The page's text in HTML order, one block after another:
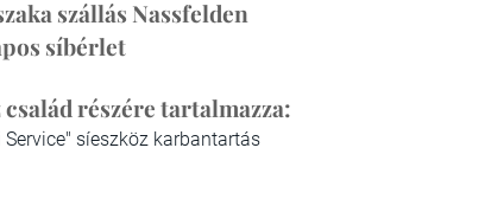
szállás Nassfelden
síbérlet
család részére tartalmazza:
Service" síeszköz karbantartás